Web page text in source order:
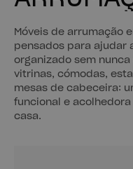
Móveis de arrumação
pensados para ajudar
organizado sem
vitrinas, cómodas,
mesas de cabeceira:
funcional e
casa.